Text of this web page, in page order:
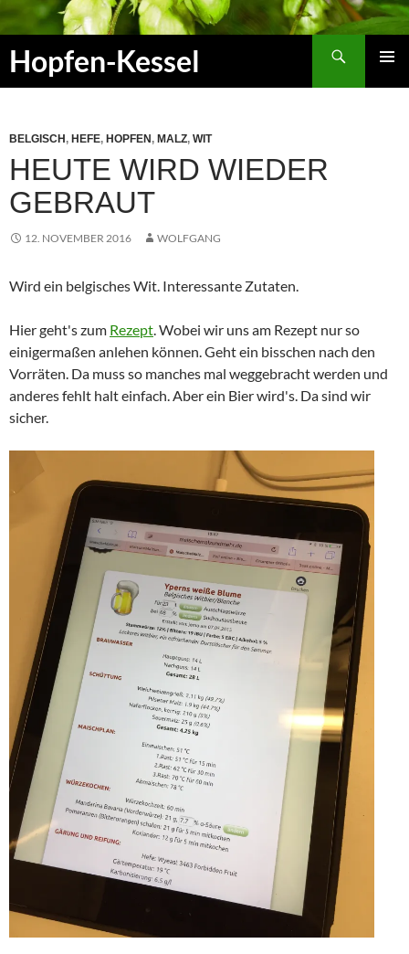
Zum
Inhalt
springen
Hopfen-Kessel
BELGISCH , HEFE, HOPFEN , MALZ, WIT
HEUTE WIRD WIEDER
GEBRAUT
12. NOVEMBER 2016 WOLFGANG
Wird ein belgisches Wit. Interessante Zutaten.
Hier geht's zum Rezept. Wobei wir uns am Rezept nur so
einigermaßen anlehen können. Geht ein bisschen nach den
Vorräten. Da muss so manches mal weggebracht werden und
anderes fehlt halt einfach. Aber ein Bier wird's. Da sind wir
sicher.